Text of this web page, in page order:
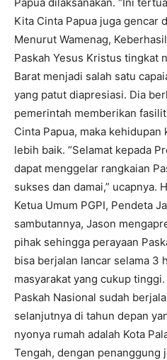
Kita Cinta Papua juga gencar
Menurut Wamenag,
Paskah Yesus Kristus tingkat
Barat menjadi salah satu
yang patut diapresiasi. Dia
pemerintah memberikan
Cinta Papua, maka kehidupan
lebih baik. “Selamat kepada
dapat menggelar rangkaian
sukses dan damai,” ucapnya.
Ketua Umum PGPI, Pendeta
sambutannya, Jason
pihak sehingga perayaan
bisa berjalan lancar selama 3
masyarakat yang cukup
Paskah Nasional sudah
selanjutnya di tahun depan
nyonya rumah adalah Kota
Tengah, dengan penanggung